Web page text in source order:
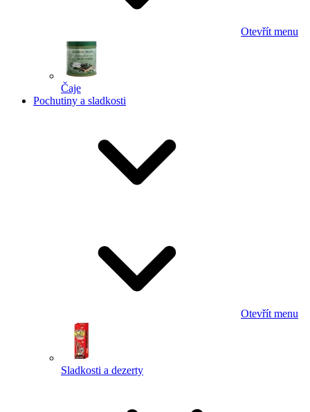
Otevřít menu
Čaje
Pochutiny a sladkosti
Otevřít menu
Sladkosti a dezerty